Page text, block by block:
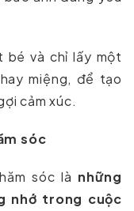
bé và chỉ lấy một
miệng, để tạo
cảm xúc.
sóc
sóc là những
nhớ trong cuộc